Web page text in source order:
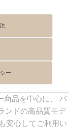
ー
商品を中心に、 バ
ンドの高品質モデ
安心してご利用い